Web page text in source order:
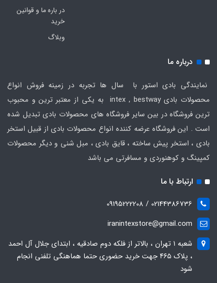
در باره ما و قوانین
خرید
وبلاگ
درباره ما
نمایندگی بادی استور با سال ها تجربه در زمینه فروش انواع
محصولات بادی intex , bestway به یکی از معتبر ترین و محبوب
ترین فروشگاه در بین سایر فروشگاه های محصولات بادی تبدیل شده
است . این فروشگاه عرضه کننده انواع محصولات بادی از قبیل استخر
بادی ، استخر پیش ساخته ، قایق بادی ، مبل شنی و دیگر محصولات
کمپینگ و کوهنوردی و مسافرتی می باشد
ارتباط با ما
02144386736 / 09195222208
iranintexstore@gmail.com
شعبه ۱ تهران ، بالاتر از فلکه دوم صادقیه ، ابتدای جلال آل احمد
، پلاک ۴۶۵ جهت خرید حضوری حتما هماهنگی تلفنی انجام
شود